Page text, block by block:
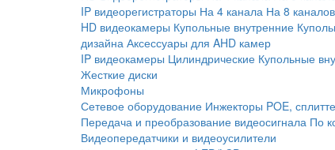
IP видеорегистраторы На 4 канала На 8 каналов
HD видеокамеры Купольные внутренние
дизайна Аксессуары для AHD камер
IP видеокамеры Цилиндрические Купольные
Жесткие диски
Микрофоны
Сетевое оборудование Инжекторы POE,
Передача и преобразование видеосигнала По
Видеопередатчики и видеоусилители